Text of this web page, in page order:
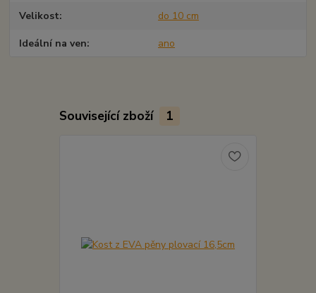
Velikost do 10 cm
Ideální na ven ano
Související zboží 1